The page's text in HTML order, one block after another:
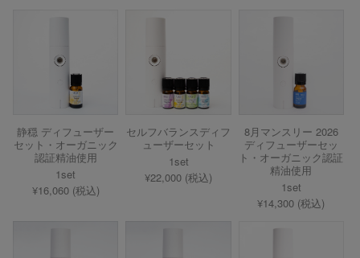
静穏 ディフューザー
セット・オーガニック
認証精油使用
1set
¥16,060 (税込)
セルフバランスディフ
ューザーセット
1set
¥22,000 (税込)
8月マンスリー 2026
ディフューザーセッ
ト・オーガニック認証
精油使用
1set
¥14,300 (税込)